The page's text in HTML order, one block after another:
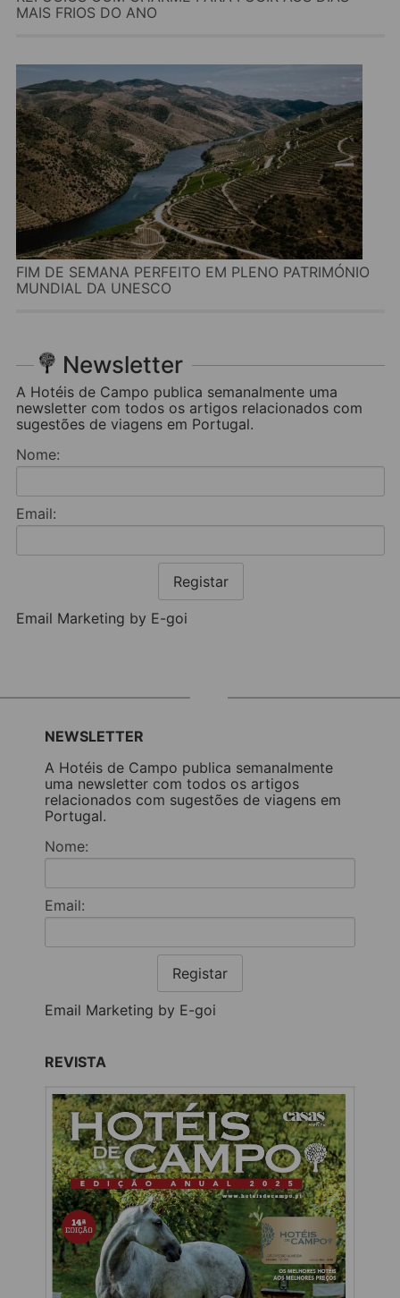
MAIS FRIOS DO ANO
FIM DE SEMANA PERFEITO EM PLENO PATRIMÓNIO
MUNDIAL DA UNESCO
Newsletter
A Hotéis de Campo publica semanalmente uma
newsletter com todos os artigos relacionados com
sugestões de viagens em Portugal.
Nome:
Email:
Registar
Email Marketing by E-goi
NEWSLETTER
A Hotéis de Campo publica semanalmente
uma newsletter com todos os artigos
relacionados com sugestões de viagens em
Portugal.
Nome:
Email:
Registar
Email Marketing by E-goi
REVISTA